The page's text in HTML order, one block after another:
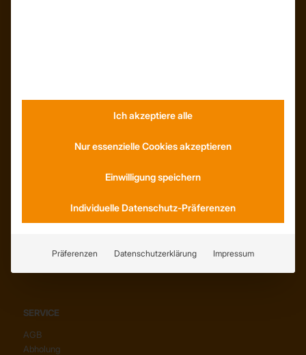
Wissenswertes
Social Media
SERVICE
AGB
Abholung
Ich akzeptiere alle
Nur essenzielle Cookies akzeptieren
Einwilligung speichern
Individuelle Datenschutz-Präferenzen
Präferenzen Datenschutzerklärung Impressum